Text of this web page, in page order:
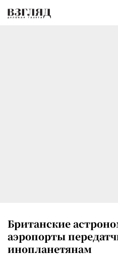
Британские
аэропорты
инопланетянам